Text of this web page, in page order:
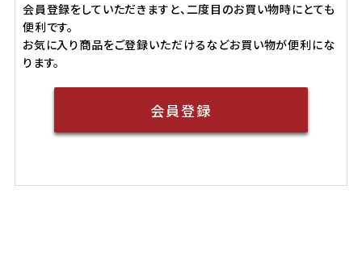
会員登録をしていただきますと、二度目のお買い物時にとても
便利です。
お気に入り商品をご登録いただけるなどお買い物が便利にな
ります。
会員登録